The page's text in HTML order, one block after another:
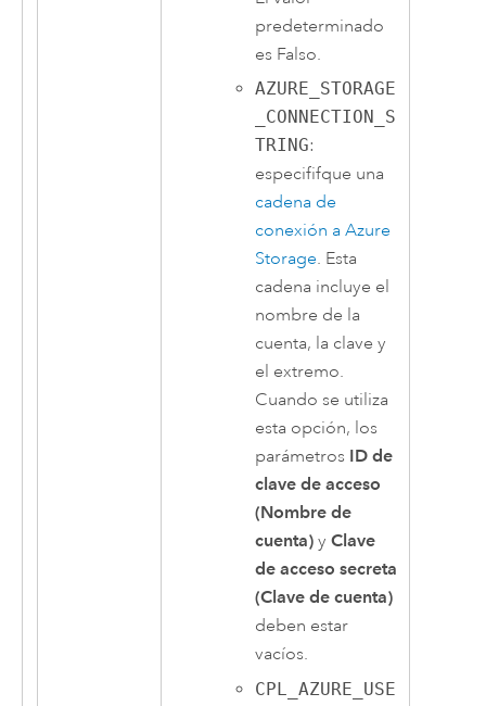
predeterminado
es Falso.
AZURE_STORAGE
_CONNECTION_S
TRING:
especififque una
cadena de
conexión a Azure
Storage. Esta
cadena incluye el
nombre de la
cuenta, la clave y
el extremo.
Cuando se utiliza
esta opción, los
parámetros ID de
clave de acceso
(Nombre de
cuenta) y Clave
de acceso secreta
(Clave de cuenta)
deben estar
vacíos.
CPL_AZURE_USE